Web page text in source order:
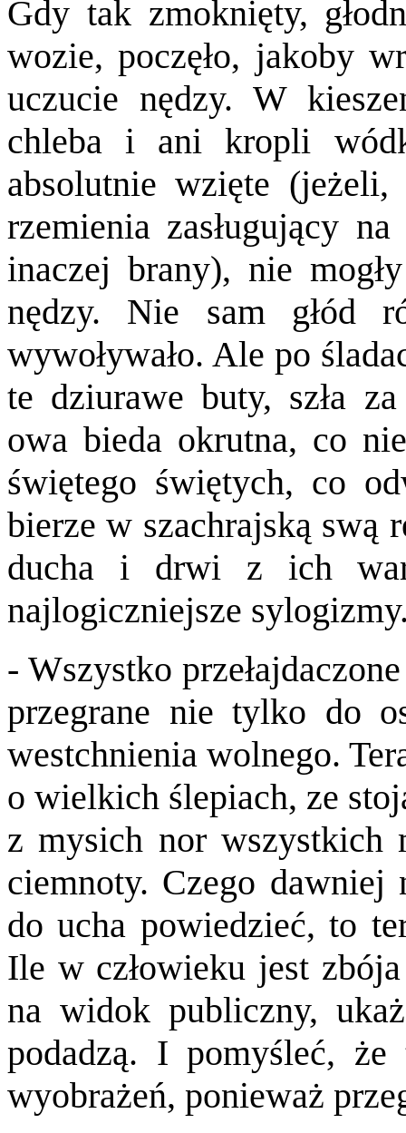
Gdy tak zmoknięty,
wozie, poczęło, jakoby
uczucie nędzy. W
chleba i ani kropli
absolutnie wzięte
rzemienia zasługujący
inaczej brany), nie
nędzy. Nie sam głód
wywoływało. Ale po
te dziurawe buty, szła
owa bieda okrutna, co
świętego świętych, co
bierze w szachrajską swą
ducha i drwi z ich
najlogiczniejsze
- Wszystko
przegrane nie tylko do
westchnienia wolnego.
o wielkich ślepiach, ze
z mysich nor wszystkich
ciemnoty. Czego dawniej
do ucha powiedzieć, to
Ile w człowieku jest
na widok publiczny,
podadzą. I pomyśleć,
wyobrażeń, ponieważ